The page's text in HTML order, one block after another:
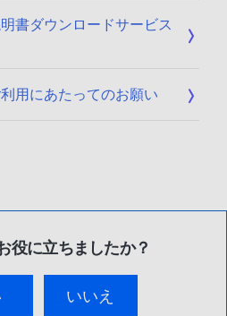
書ダウンロードサービス
用にあたってのお願い
役に立ちましたか？
いいえ